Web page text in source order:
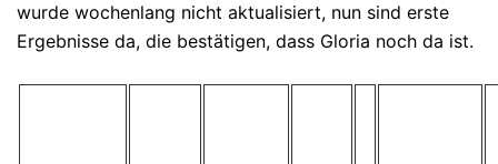
wurde wochenlang nicht aktualisiert, nun sind erste
Ergebnisse da, die bestätigen, dass Gloria noch da ist.